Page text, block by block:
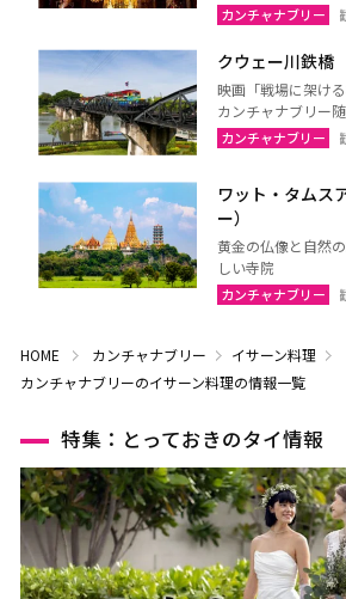
カンチャナブリー
クウェー川鉄橋
映画「戦場に架け
カンチャナブリー
カンチャナブリー
ワット・タムス
ー）
黄金の仏像と自然
しい寺院
カンチャナブリー
HOME カンチャナブリー
イサーン料理
カンチャナブリーのイサーン料理の情報一覧
特集：とっておきのタイ情報